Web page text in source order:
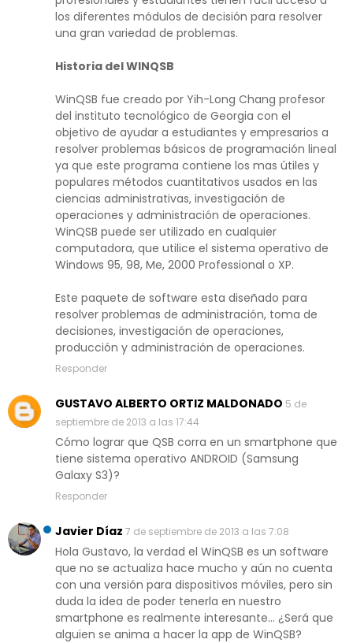
los diferentes módulos de decisión para resolver
una gran variedad de problemas.
Historia del WINQSB
WinQSB fue creado por Yih-Long Chang profesor
del instituto tecnológico de Georgia con el
objetivo de ayudar a estudiantes y empresarios a
resolver problemas básicos de programación lineal
ya que este programa contiene los mas útiles y
populares métodos cuantitativos usados en las
ciencias administrativas, investigación de
operaciones y administración de operaciones.
WinQSB puede ser utilizado en cualquier
computadora, que utilice el sistema operativo de
Windows 95, 98, Me, 2000 Professional o XP.
Este paquete de software esta diseñado para
resolver problemas de administración, toma de
decisiones, investigación de operaciones,
producción y administración de operaciones.
Responder
GUSTAVO ALBERTO ORTIZ MALDONADO 5 de
septiembre de 2013 a las 17:44
Cómo lograr que QSB corra en un smartphone que
tiene sistema operativo ANDROID (Samsung
Galaxy S3)?
Responder
Javier Díaz 7 de septiembre de 2013 a las 7:08
Hola Gustavo, la verdad el WinQSB es un software
que no se actualiza hace mucho y aún no cuenta
con una versión para dispositivos móviles, pero sin
duda la idea de poder tenerla en nuestro
smartphone es realmente interesante... ¿Será que
alguien se anima a hacer la app de WinQSB?